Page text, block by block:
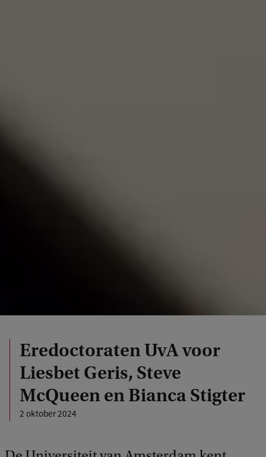
Eredoctoraten UvA voor
Liesbet Geris, Steve
McQueen en Bianca Stigter
2 oktober 2024